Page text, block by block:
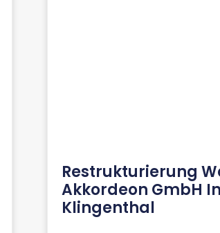
Restrukturierung
Akkordeon GmbH In
Klingenthal